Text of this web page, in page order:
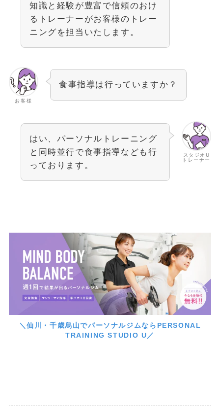
知識と経験が豊富で信頼のおけ
るトレーナーがお客様のトレー
ニングを担当いたします。
お客様
食事指導は行っていますか？
スタジオU
トレーナー
はい、パーソナルトレーニング
と同時並行で食事指導なども行
っております。
＼仙川・千歳烏山でパーソナルジムならPERSONAL
TRAINING STUDIO U／